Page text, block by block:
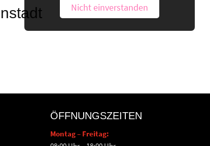
ÖFFNUNGSZEITEN
Montag – Freitag:
Nicht einverstanden